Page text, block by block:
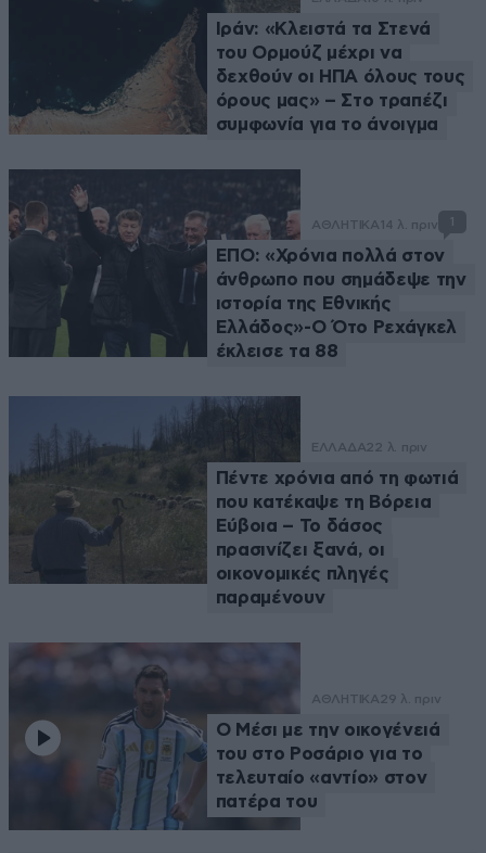
Ιράν: «Κλειστά τα Στενά
του Ορμούζ μέχρι να
δεχθούν οι ΗΠΑ όλους τους
όρους μας» – Στο τραπέζι
συμφωνία για το άνοιγμα
ΑΘΛΗΤΙΚΑ 14 λ. πριν
ΕΠΟ: «Χρόνια πολλά στον
άνθρωπο που σημάδεψε την
ιστορία της Εθνικής
Ελλάδος»-Ο Ότο Ρεχάγκελ
έκλεισε τα 88
ΕΛΛΑΔΑ22 λ. πριν
Πέντε χρόνια από τη φωτιά
που κατέκαψε τη Βόρεια
Εύβοια – Το δάσος
πρασινίζει ξανά, οι
οικονομικές πληγές
παραμένουν
ΑΘΛΗΤΙΚΑ29 λ. πριν
Ο Μέσι με την οικογένειά
του στο Ροσάριο για το
τελευταίο «αντίο» στον
πατέρα του